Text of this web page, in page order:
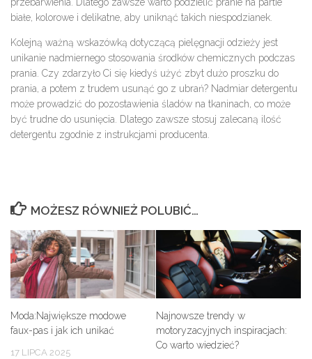
przebarwienia. Dlatego zawsze warto podzielić pranie na partie
białe, kolorowe i delikatne, aby uniknąć takich niespodzianek.
Kolejną ważną wskazówką dotyczącą pielęgnacji odzieży jest
unikanie nadmiernego stosowania środków chemicznych podczas
prania. Czy zdarzyło Ci się kiedyś użyć zbyt dużo proszku do
prania, a potem z trudem usunąć go z ubrań? Nadmiar detergentu
może prowadzić do pozostawienia śladów na tkaninach, co może
być trudne do usunięcia. Dlatego zawsze stosuj zalecaną ilość
detergentu zgodnie z instrukcjami producenta.
MOŻESZ RÓWNIEŻ POLUBIĆ…
Moda:Największe modowe
faux-pas i jak ich unikać
17 LIPCA 2025
Najnowsze trendy w
motoryzacyjnych inspiracjach:
Co warto wiedzieć?